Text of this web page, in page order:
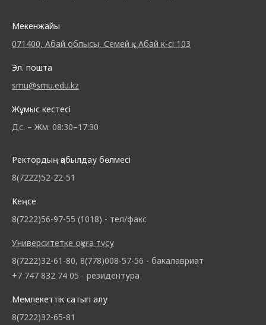
Мекенжайы
071400, Абай облысы, Семей қ., Абай к-сі 103
Эл. пошта
smu@smu.edu.kz
Жұмыс кестесі
Дс. – Жм. 08:30–17:30
Ректордың қабылдау бөлмесі
8(7222)52-22-51
Кеңсе
8(7222)56-97-55 (1018) - тел/факс
Университетке оқуға түсу
8(7222)32-61-80, 8(778)008-57-56 - бакалавриат
+7 747 832 74 05 - резидентура
Мемлекеттік сатып алу
8(7222)32-65-81